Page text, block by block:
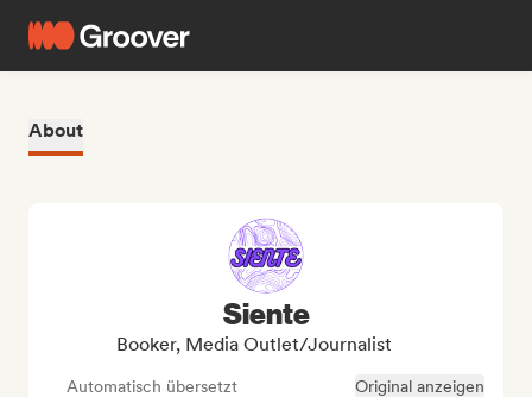
About
Siente
Booker, Media Outlet/Journalist
Automatisch übersetzt Original anzeigen